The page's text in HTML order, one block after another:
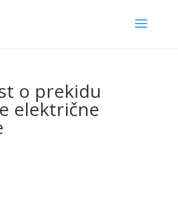
o prekidu
električne